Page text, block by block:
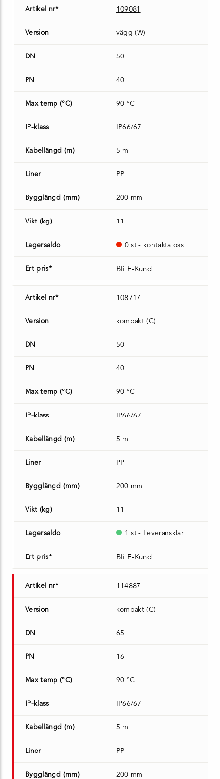
Artikel nr* 109081
Version vägg (W)
DN 50
PN 40
Max temp (°C) 90 °C
IP-klass IP66/67
Kabellängd (m) 5 m
Liner PP
Bygglängd (mm) 200 mm
Vikt (kg) 11
Lagersaldo 0 st - kontakta oss
Ert pris* Bli E-Kund
Artikel nr* 108717
Version kompakt (C)
DN 50
PN 40
Max temp (°C) 90 °C
IP-klass IP66/67
Kabellängd (m) 5 m
Liner PP
Bygglängd (mm) 200 mm
Vikt (kg) 11
Lagersaldo 1 st - Leveransklar
Ert pris* Bli E-Kund
Artikel nr* 114887
Version kompakt (C)
DN 65
PN 16
Max temp (°C) 90 °C
IP-klass IP66/67
Kabellängd (m) 5 m
Liner PP
Bygglängd (mm) 200 mm